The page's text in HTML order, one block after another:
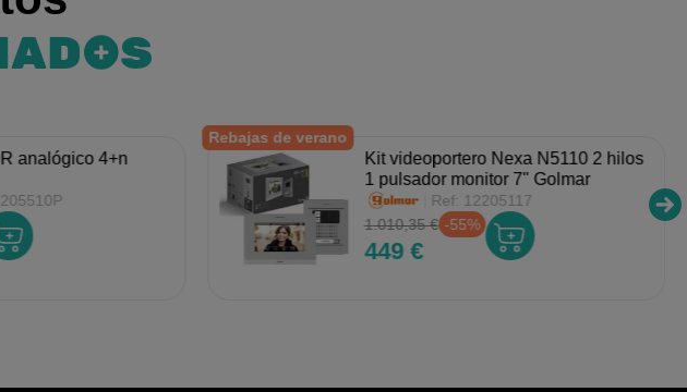
analógico 4+n
Rebajas de verano
Kit videoportero Nexa N5110 2 hilos
1 pulsador monitor 7" Golmar
Ref: 12205117
1.010,35 € -55%
449 €